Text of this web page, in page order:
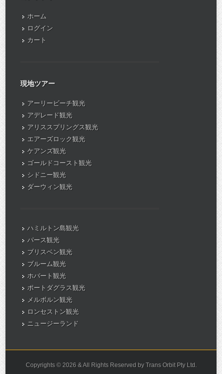
ホーム
ログイン
カート
現地ツアー
アーリービーチ観光
アデレード観光
アリススプリングス観光
エアーズロック観光
ケアンズ観光
ゴールドコースト観光
シドニー観光
ダーウィン観光
ハミルトン島観光
パース観光
ブリスベン観光
ブルーム観光
ホバート観光
ポートダグラス観光
メルボルン観光
ロンセストン観光
ニュージーランド
Copyrights © 2026 & All Rights Reserved by Trans Orbit Pty Ltd.